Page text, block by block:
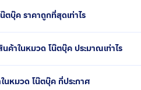
ตบุ๊ค ราคาถูกที่สุดเท่าไร
ค้าในหมวด โน๊ตบุ๊ค ประมาณเท่าไร
นหมวด โน๊ตบุ๊ค กี่ประกาศ